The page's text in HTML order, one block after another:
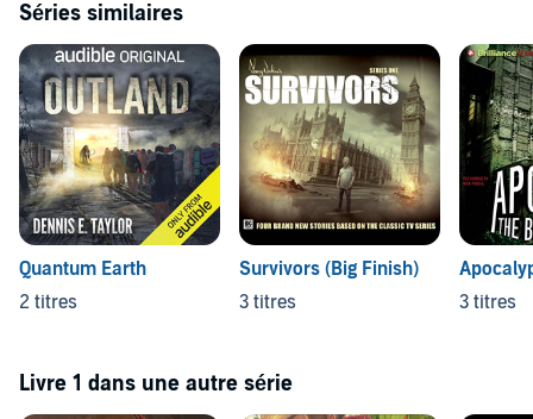
Séries similaires
Quantum Earth
2 titres
Survivors (Big Finish)
3 titres
3 titres
Livre 1 dans une autre série